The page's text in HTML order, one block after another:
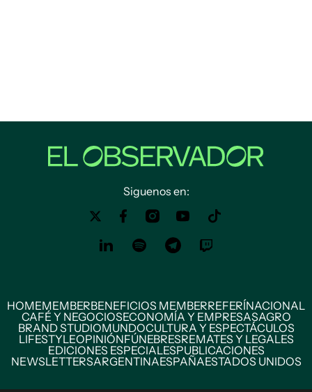
Siguenos en:
HOMEMEMBERBENEFICIOS MEMBERREFERÍNACIONAL
CAFÉ Y NEGOCIOSECONOMÍA Y EMPRESASAGRO
BRAND STUDIOMUNDOCULTURA Y ESPECTÁCULOS
LIFESTYLEOPINIÓNFÚNEBRESREMATES Y LEGALES
EDICIONES ESPECIALESPUBLICACIONES
NEWSLETTERSARGENTINAESPAÑAESTADOS UNIDOS